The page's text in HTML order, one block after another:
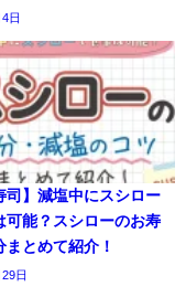
日
司】減塩中にスシロー
可能？スシローのお寿
まとめて紹介！
日